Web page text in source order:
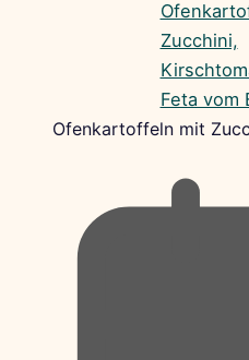
Ofenkartoffeln mit